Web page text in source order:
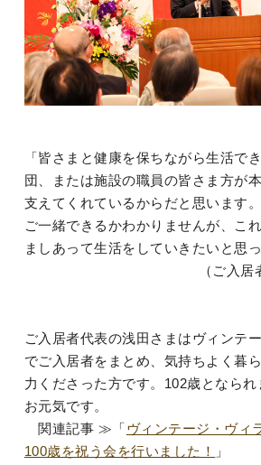
「皆さまと健康を保ちながら生活で
団、または施設の職員の皆さま方が
支えてくれているからだと思います
ご一緒できるかわかりませんが、こ
ましあって生活をしていきたいと思
（ご入
ご入居者代表の浅田さまはヴィンテ
でご入居者をまとめ、気持ちよく暮
力くださった方です。102歳となられ
お元気です。
関連記事 ≫ 「ヴィンテージ・ヴ
100歳を祝う会を行いました！
」